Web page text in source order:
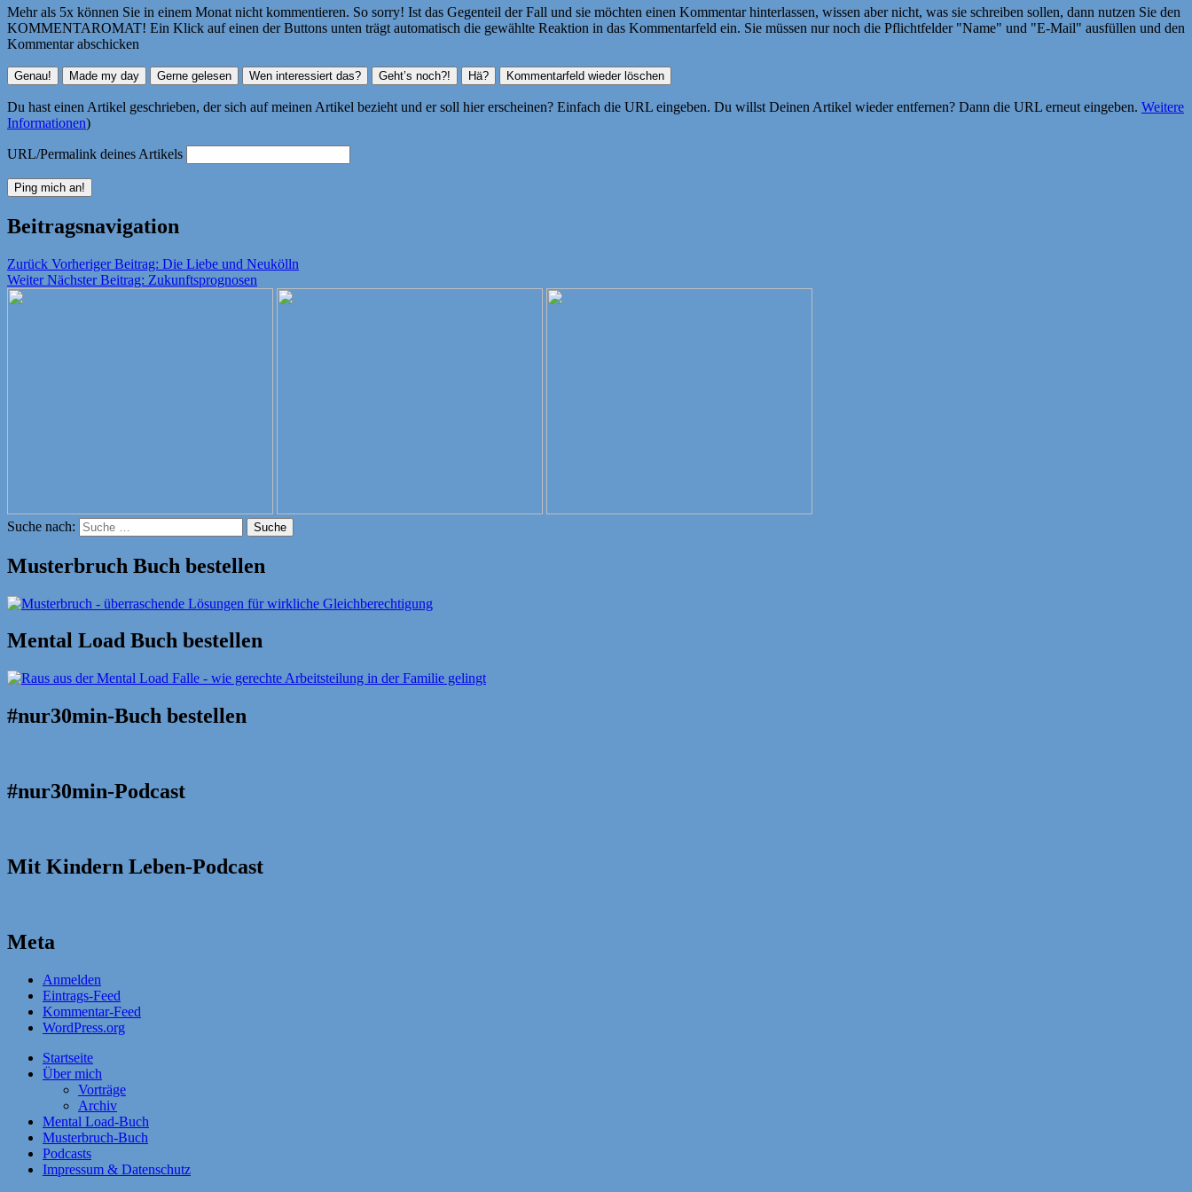
Mehr als 5x können Sie in einem Monat nicht kommentieren. So sorry! Ist das Gegenteil der Fall und sie möchten einen Kommentar hinterlassen, wissen aber nicht, was sie schreiben sollen, dann nutzen Sie den
KOMMENTAROMAT! Ein Klick auf einen der Buttons unten trägt automatisch die gewählte Reaktion in das Kommentarfeld ein. Sie müssen nur noch die Pflichtfelder "Name" und "E-Mail" ausfüllen und den
Kommentar abschicken
Du hast einen Artikel geschrieben, der sich auf meinen Artikel bezieht und er soll hier erscheinen? Einfach die URL eingeben. Du willst Deinen Artikel wieder entfernen? Dann die URL erneut eingeben. Weitere
Informationen)
URL/Permalink deines Artikels
Beitragsnavigation
Zurück Vorheriger Beitrag: Die Liebe und Neukölln
Weiter Nächster Beitrag: Zukunftsprognosen
Suche nach: Suche
Musterbruch Buch bestellen
Mental Load Buch bestellen
#nur30min-Buch bestellen
#nur30min-Podcast
Mit Kindern Leben-Podcast
Meta
Anmelden
Eintrags-Feed
Kommentar-Feed
WordPress.org
Startseite
Über mich
Vorträge
Archiv
Mental Load-Buch
Musterbruch-Buch
Podcasts
Impressum & Datenschutz